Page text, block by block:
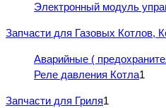
Электронный модуль
Запчасти для Газовых Котлов,
Аварийные (
Реле давления Котла1
Запчасти для Гриля1